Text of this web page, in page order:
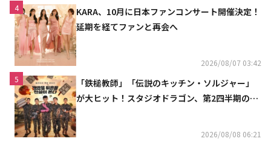
4
KARA、10月に日本ファンコンサート開催決定！
延期を経てファンと再会へ
2026/08/07 03:42
5
「鉄槌教師」「伝説のキッチン・ソルジャー」
が大ヒット！スタジオドラゴン、第2四半期の売
2026/08/08 06:21